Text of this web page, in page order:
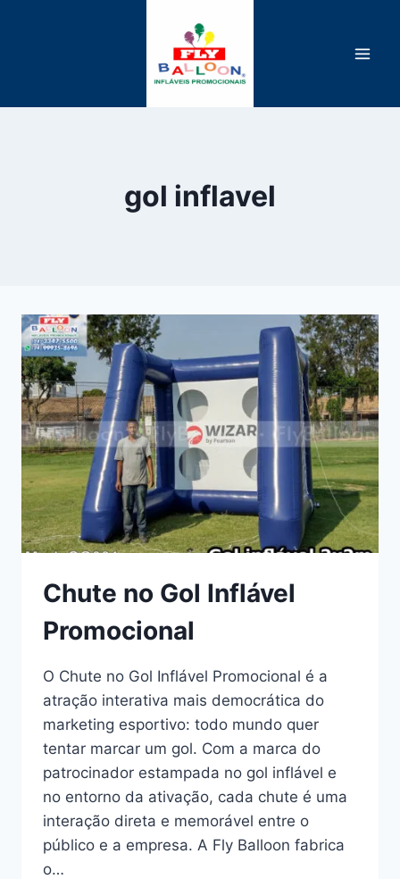
gol inflavel
Chute no Gol Inflável
Promocional
O Chute no Gol Inflável Promocional é a
atração interativa mais democrática do
marketing esportivo: todo mundo quer
tentar marcar um gol. Com a marca do
patrocinador estampada no gol inflável e
no entorno da ativação, cada chute é uma
interação direta e memorável entre o
público e a empresa. A Fly Balloon fabrica
o…